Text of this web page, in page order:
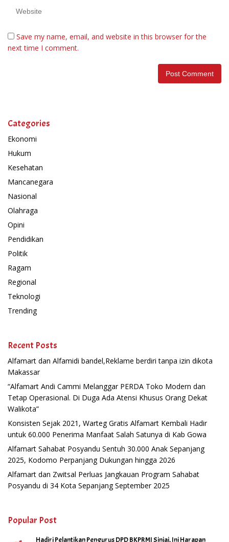
Save my name, email, and website in this browser for the
next time I comment.
Categories
Ekonomi
Hukum
Kesehatan
Mancanegara
Nasional
Olahraga
Opini
Pendidikan
Politik
Ragam
Regional
Teknologi
Trending
Recent Posts
Alfamart dan Alfamidi bandel,Reklame berdiri tanpa izin dikota
Makassar
“Alfamart Andi Cammi Melanggar PERDA Toko Modern dan
Tetap Operasional. Di Duga Ada Atensi Khusus Orang Dekat
Walikota”
Konsisten Sejak 2021, Warteg Gratis Alfamart Kembali Hadir
untuk 60.000 Penerima Manfaat Salah Satunya di Kab Gowa
Alfamart Sahabat Posyandu Sentuh 30.000 Anak Sepanjang
2025, Kodomo Perpanjang Dukungan hingga 2026
Alfamart dan Zwitsal Perluas Jangkauan Program Sahabat
Posyandu di 34 Kota Sepanjang September 2025
Popular Post
Hadiri Pelantikan Pengurus DPD BKPRMI Sinjai, Ini Harapan